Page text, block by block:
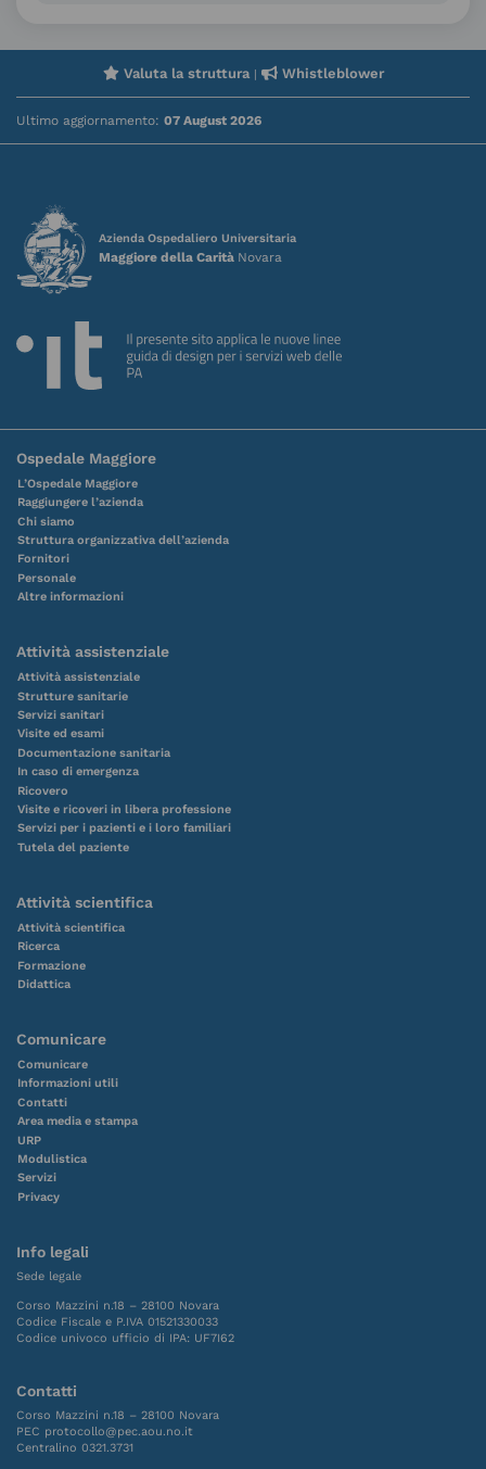
Valuta la struttura| Whistleblower
Ultimo aggiornamento: 07 August 2026
Azienda Ospedaliero Universitaria
Maggiore della Carità Novara
Ospedale Maggiore
L’Ospedale Maggiore
Raggiungere l’azienda
Chi siamo
Struttura organizzativa dell’azienda
Fornitori
Personale
Altre informazioni
Attività assistenziale
Attività assistenziale
Strutture sanitarie
Servizi sanitari
Visite ed esami
Documentazione sanitaria
In caso di emergenza
Ricovero
Visite e ricoveri in libera professione
Servizi per i pazienti e i loro familiari
Tutela del paziente
Attività scientifica
Attività scientifica
Ricerca
Formazione
Didattica
Comunicare
Comunicare
Informazioni utili
Contatti
Area media e stampa
URP
Modulistica
Servizi
Privacy
Info legali
Sede legale
Corso Mazzini n.18 – 28100 Novara
Codice Fiscale e P.IVA 01521330033
Codice univoco ufficio di IPA: UF7I62
Contatti
Corso Mazzini n.18 – 28100 Novara
PEC protocollo@pec.aou.no.it
Centralino 0321.3731